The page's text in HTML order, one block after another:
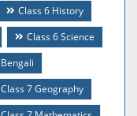
Class 6 History
Class 6 Science
Class 7 Geography